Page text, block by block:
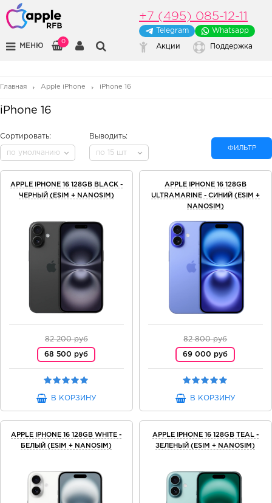
МЕНЮ
0
+7 (495) 085-12-11
Telegram Whatsapp
Акции Поддержка
Главная Apple iPhone iPhone 16
iPhone 16
Сортировать:
по умолчанию
Выводить:
по 15 шт
ФИЛЬТР
APPLE IPHONE 16 128GB BLACK -
ЧЕРНЫЙ (ESIM + NANOSIM)
82 200 руб
68 500 руб
В КОРЗИНУ
APPLE IPHONE 16 128GB
ULTRAMARINE - СИНИЙ (ESIM +
NANOSIM)
82 800 руб
69 000 руб
В КОРЗИНУ
APPLE IPHONE 16 128GB WHITE -
БЕЛЫЙ (ESIM + NANOSIM)
APPLE IPHONE 16 128GB TEAL -
ЗЕЛЕНЫЙ (ESIM + NANOSIM)